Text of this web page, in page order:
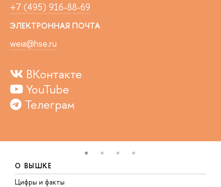
+7 (495) 916-88-69
ЭЛЕКТРОННАЯ ПОЧТА
weia@hse.ru
ВКонтакте
YouTube
Телеграм
О ВЫШКЕ
Цифры и факты